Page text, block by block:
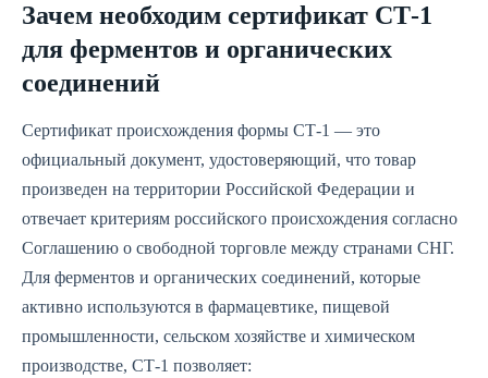
Зачем необходим сертификат СТ-1
для ферментов и органических
соединений
Сертификат происхождения формы СТ-1 — это
официальный документ, удостоверяющий, что товар
произведен на территории Российской Федерации и
отвечает критериям российского происхождения согласно
Соглашению о свободной торговле между странами СНГ.
Для ферментов и органических соединений, которые
активно используются в фармацевтике, пищевой
промышленности, сельском хозяйстве и химическом
производстве, СТ-1 позволяет: